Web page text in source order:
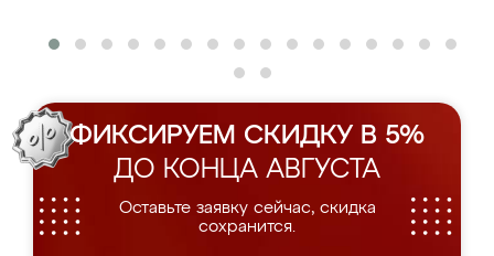
ФИКСИРУЕМ СКИДКУ В 5%
ДО КОНЦА АВГУСТА
Оставьте заявку сейчас, скидка
сохранится.